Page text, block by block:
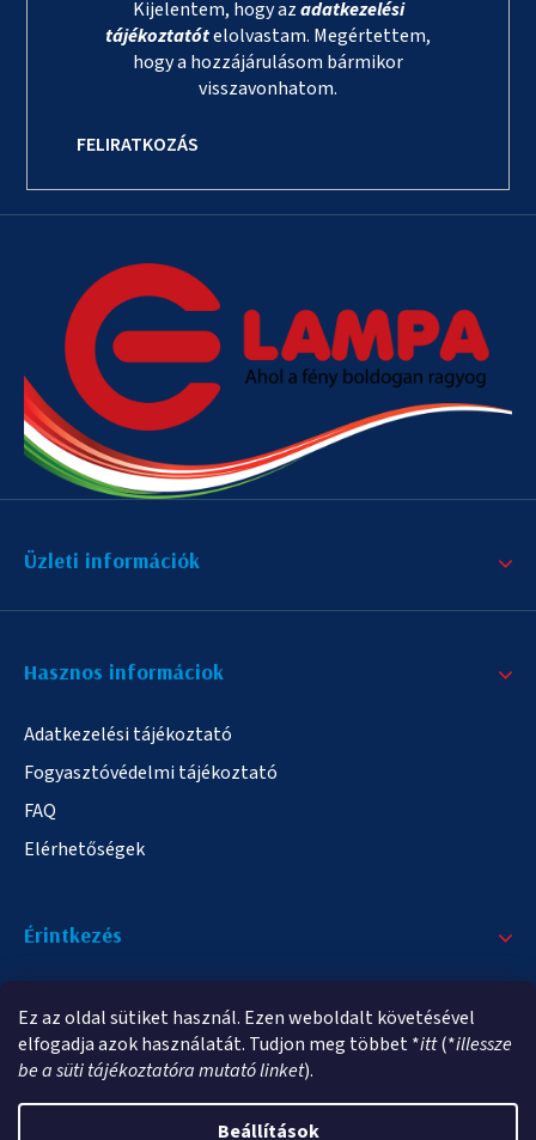
Ez az oldal sütiket használ. Ezen weboldalt követésével
elfogadja azok használatát. Tudjon meg többet *itt(*illessze
be a süti tájékoztatóra mutató linket).
Beállítások
Kijelentem, hogy azadatkezelési
tájékoztatótelolvastam. Megértettem,
hogy a hozzájárulásom bármikor
visszavonhatom.
FELIRATKOZÁS
Üzleti információk
Hasznos informáciok
Adatkezelési tájékoztató
Fogyasztóvédelmi tájékoztató
FAQ
Elérhetőségek
Érintkezés
info@elampa.hu